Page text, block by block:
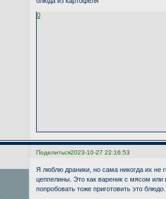
0
Поделиться2023-10-27 22:16:53
Я люблю драники, но сама никогда их не
цеппелины. Это как вареник с мясом
попробовать тоже приготовить это блюдо.